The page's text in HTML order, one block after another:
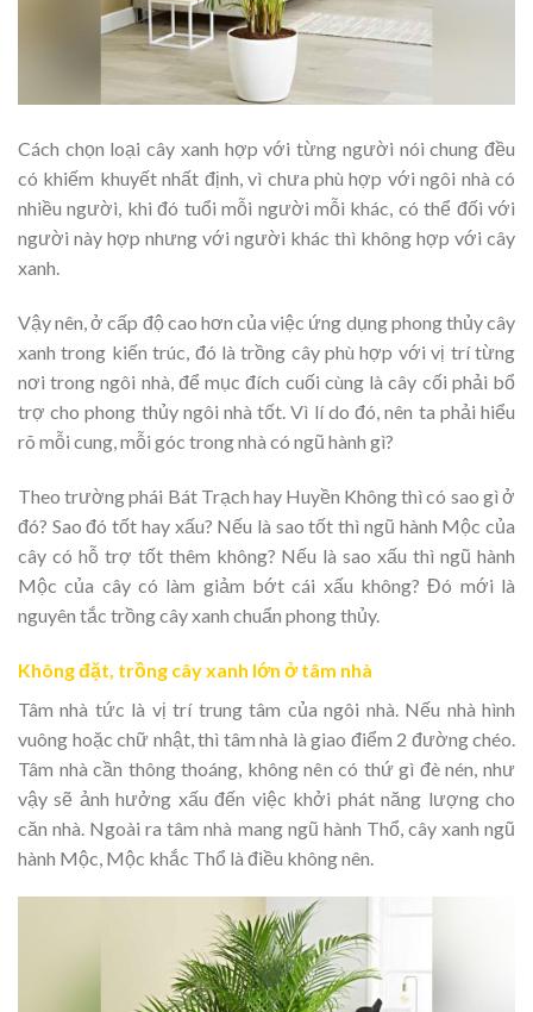
Cách chọn loại cây xanh hợp với từng người nói chung đều
có khiếm khuyết nhất định, vì chưa phù hợp với ngôi nhà có
nhiều người, khi đó tuổi mỗi người mỗi khác, có thể đối với
người này hợp nhưng với người khác thì không hợp với cây
xanh.
Vậy nên, ở cấp độ cao hơn của việc ứng dụng phong thủy cây
xanh trong kiến trúc, đó là trồng cây phù hợp với vị trí từng
nơi trong ngôi nhà, để mục đích cuối cùng là cây cối phải bổ
trợ cho phong thủy ngôi nhà tốt. Vì lí do đó, nên ta phải hiểu
rõ mỗi cung, mỗi góc trong nhà có ngũ hành gì?
Theo trường phái Bát Trạch hay Huyền Không thì có sao gì ở
đó? Sao đó tốt hay xấu? Nếu là sao tốt thì ngũ hành Mộc của
cây có hỗ trợ tốt thêm không? Nếu là sao xấu thì ngũ hành
Mộc của cây có làm giảm bớt cái xấu không? Đó mới là
nguyên tắc trồng cây xanh chuẩn phong thủy.
Không đặt, trồng cây xanh lớn ở tâm nhà
Tâm nhà tức là vị trí trung tâm của ngôi nhà. Nếu nhà hình
vuông hoặc chữ nhật, thì tâm nhà là giao điểm 2 đường chéo.
Tâm nhà cần thông thoáng, không nên có thứ gì đè nén, như
vậy sẽ ảnh hưởng xấu đến việc khởi phát năng lượng cho
căn nhà. Ngoài ra tâm nhà mang ngũ hành Thổ, cây xanh ngũ
hành Mộc, Mộc khắc Thổ là điều không nên.